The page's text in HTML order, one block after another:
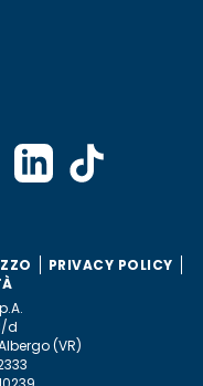
PRIVACY POLICY
d
(VR)